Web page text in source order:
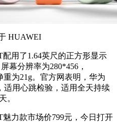
HUAWEI
用了1.64英尺的正方形显示
幕分辨率为280*456，
重为21g。官方网表明，华为
适用心跳检验，适用全天持续
。
力款市场价799元，今日打开